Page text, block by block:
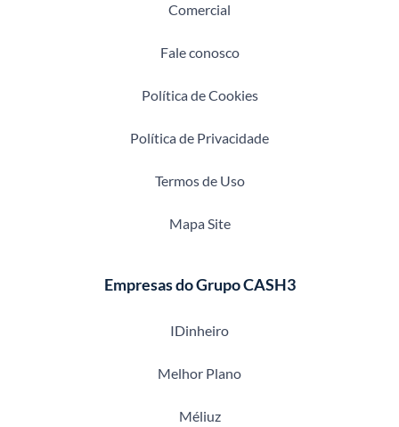
Comercial
Fale conosco
Política de Cookies
Política de Privacidade
Termos de Uso
Mapa Site
Empresas do Grupo CASH3
IDinheiro
Melhor Plano
Méliuz